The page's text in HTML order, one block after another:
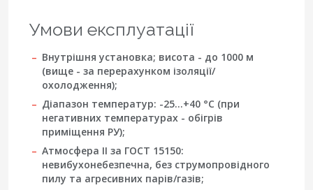
Умови експлуатації
Внутрішня установка; висота - до 1000 м
(вище - за перерахунком ізоляції/
охолодження);
Діапазон температур: -25…+40 °C (при
негативних температурах - обігрів
приміщення РУ);
Атмосфера II за ГОСТ 15150:
невибухонебезпечна, без струмопровідного
пилу та агресивних парів/газів;